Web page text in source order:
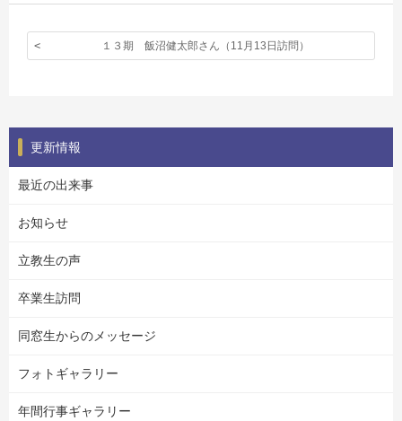
１３期 飯沼健太郎さん（11月13日訪問）
更新情報
最近の出来事
お知らせ
立教生の声
卒業生訪問
同窓生からのメッセージ
フォトギャラリー
年間行事ギャラリー